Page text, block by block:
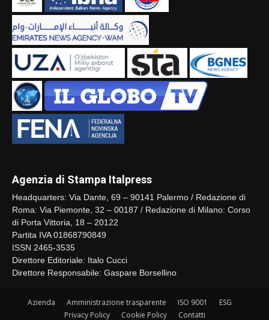
Agenzia di Stampa Italpress
Headquarters: Via Dante, 69 – 90141 Palermo / Redazione di
Roma: Via Piemonte, 32 – 00187 / Redazione di Milano: Corso
di Porta Vittoria, 18 – 20122
Partita IVA 01868790849
ISSN 2465-3535
Direttore Editoriale: Italo Cucci
Direttore Responsabile: Gaspare Borsellino
Azienda Amministrazione trasparente ISO 9001
ESG
Privacy Policy
Cookie Policy Contatti